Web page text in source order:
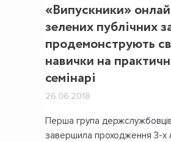
«Випускники»
зелених публічних
продемонструють
навички на
семінарі
26.06.2018
Перша група
завершила проходження 3-х